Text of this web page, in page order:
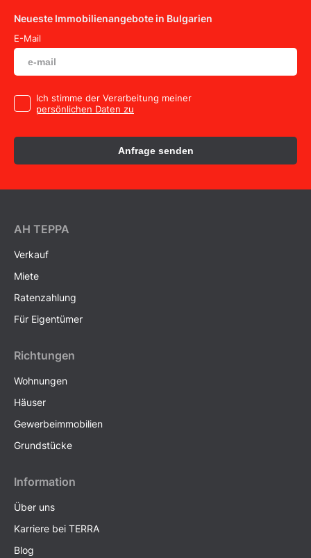
Neueste Immobilienangebote in Bulgarien
E-Mail
Ich stimme der Verarbeitung meiner
persönlichen Daten zu
Anfrage senden
AH ТEPPA
Verkauf
Miete
Ratenzahlung
Für Eigentümer
Richtungen
Wohnungen
Häuser
Gewerbeimmobilien
Grundstücke
Information
Über uns
Karriere bei TERRA
Blog